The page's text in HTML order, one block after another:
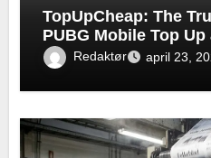
TopUpCheap: The
PUBG Mobile Top
Mobile Top Up
Redaktør april 23,